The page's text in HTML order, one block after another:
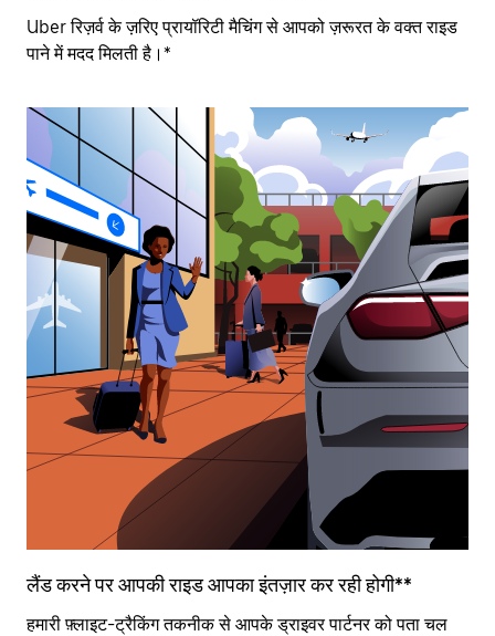
Uber रिज़र्व के ज़रिए प्रायॉरिटी मैचिंग से आपको ज़रूरत के वक्त राइड
पाने में मदद मिलती है।*
लैंड करने पर आपकी राइड आपका इंतज़ार कर रही होगी**
हमारी फ़्लाइट-ट्रैकिंग तकनीक से आपके ड्राइवर पार्टनर को पता चल